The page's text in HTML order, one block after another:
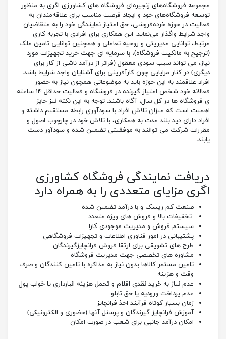
مجموعه فروشگاه‌های زنجیره‌ای فروشگاه های کشاورزی اگری به منظور
توسعه فروشگاه‌های خود و ایجاد فرصت مناسب برای علاقه‌مندان به
فعالیت در حوزه خرده‌فروشی، حق امتیاز نمایندگی خود را به متقاضیان
واجد شرایط واگذار می‌نماید. این همکاری برای افرادی با تجربه کاری
مرتبط، توانایی مدیریتی و روحیه تعاملی و همچنین توانایی تامین ملک
(ترجیح به مالکیت فروشگاه)، با سرمایه ای جهت خرید تجهیزات مورد
نیاز، می تواند سبب سودی معقول (فراتر از درآمد ناشی از کار برای
دیگری) در کنار مزایایی چون کارآفرینی برای آشنایان واجد شرایط باشد.
افراد علاقمند به این حوزه باید به موضوعاتی همچون نیاز به حضور
فعالانه خود شخص امتیاز گیرنده در فروشگاه و فعالیت حداقل ۱۴ ساعته
ی فروشگاه ها در کل سال، آگاه باشند. توجه به این نکته نیز حایز
اهمیت است که میزان تلاش افراد با سودآوری رابطه مستقیم داشته و
افراد دارای دید بلند مدت به همکاری، با تلاش خود در چارچوب اصول و
مقررات شرکت می توانند به موفقیتی تضمین شده و سودآور دست
یابند.
دریافت نمایندگی فروشگاه کشاورزی
اگری مزایای متعددی را به همراه دارد
صنعت کم ریسک و با درآمد تضمین شده
تخفیفات بالا و فروش های ویژه متعدد
سیستم فروش و مدیریت موجودی کارا
پشتیبانی در امور فناوری اطلاعات و تجهیزات فروشگاهی
طرح های تشویقی برای ارتقا فروش فرانچایزگیرندگان
مشاوره های تخصصی جهت مدیریت فروشگاه
تامین مستمر کالاها بدون نیاز به مذاکره با تامین کنندگان و صرف
وقت و هزینه
عدم نیاز به خرید نقدی اقلام و تحمل هزینه انبارداری یا خواب پول
عدم پرداخت ورودیه یا حق تابلو
زمان بسیار کوتاه فرآیند اخذ فرانچایز
آموزش فرانچایز گیرندگان و پرسنل آنها (حضوری و الکترونیکی)
امکان درآمد جانبی برای شعب در صورت امکان